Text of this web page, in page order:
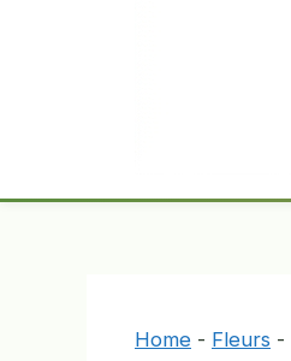
Home - Fleurs -